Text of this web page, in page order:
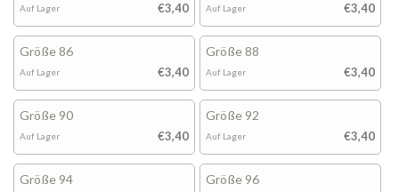
€3,40
Auf Lager €3,40
Auf Lager
Größe 86
€3,40
Auf Lager
Größe 88
€3,40
Auf Lager
Größe 90
€3,40
Auf Lager
Größe 92
€3,40
Auf Lager
Größe 94 Größe 96